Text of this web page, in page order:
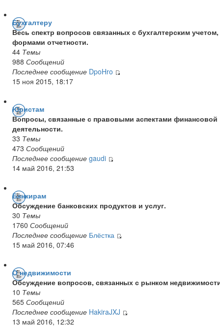
Бухгалтеру
Весь спектр вопросов связанных с бухгалтерским учетом,
формами отчетности.
44 Темы
988 Сообщений
Последнее сообщение DpoHro
15 ноя 2015, 18:17
Юристам
Вопросы, связанные с правовыми аспектами финансовой
деятельности.
33 Темы
473 Сообщений
Последнее сообщение gaudi
14 май 2016, 21:53
Банкирам
Обсуждение банковских продуктов и услуг.
30 Темы
1760 Сообщений
Последнее сообщение Блёстка
15 май 2016, 07:46
О недвижимости
Обсуждение вопросов, связанных с рынком
10 Темы
565 Сообщений
Последнее сообщение HakiraJXJ
13 май 2016, 12:32